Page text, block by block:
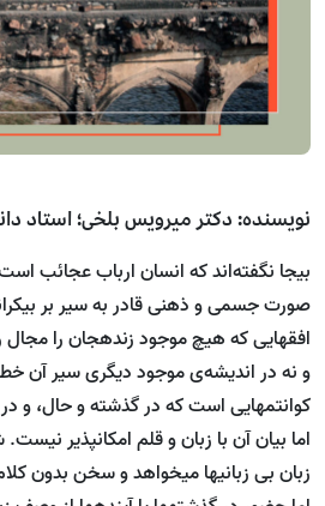
نویسنده: دکتر میرویس بلخی؛ استاد
بی­جا نگفته‌اند که انسان ارباب عجائب
صورت جسمی و ذهنی قادر به سیر بر
افق­هایی که هیچ موجود زنده­­جان را
و نه در اندیشه‌ی موجود دیگری سیر آن
کوانتم­هایی است که در گذشته و حال، و در
اما بیان آن با زبان و قلم امکان­پذیر
زبان بی زبانی­ها می­خواهد و سخن بدون